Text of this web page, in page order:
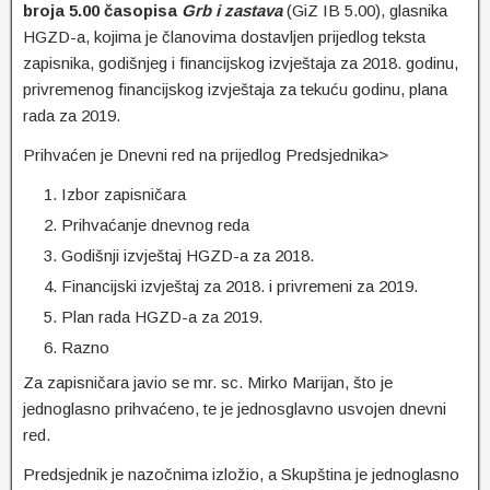
broja 5.00 časopisa Grb i zastava (GiZ IB 5.00), glasnika
HGZD-a, kojima je članovima dostavljen prijedlog teksta
zapisnika, godišnjeg i financijskog izvještaja za 2018. godinu,
privremenog financijskog izvještaja za tekuću godinu, plana
rada za 2019.
Prihvaćen je Dnevni red na prijedlog Predsjednika>
Izbor zapisničara
Prihvaćanje dnevnog reda
Godišnji izvještaj HGZD-a za 2018.
Financijski izvještaj za 2018. i privremeni za 2019.
Plan rada HGZD-a za 2019.
Razno
Za zapisničara javio se mr. sc. Mirko Marijan, što je
jednoglasno prihvaćeno, te je jednosglavno usvojen dnevni
red.
Predsjednik je nazočnima izložio, a Skupština je jednoglasno